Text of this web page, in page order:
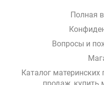
Полная
Вопросы и
Каталог